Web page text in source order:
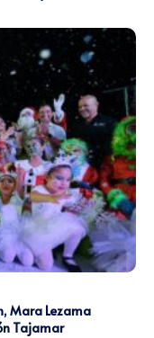
Mara Lezama
Tajamar